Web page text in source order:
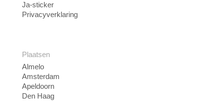
Ja-sticker
Privacyverklaring
Plaatsen
Almelo
Amsterdam
Apeldoorn
Den Haag